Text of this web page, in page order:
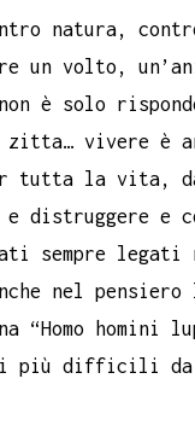
natura,
un volto,
è solo
vivere è
tutta la vita,
distruggere e
sempre
nel
“Homo homini
più difficili